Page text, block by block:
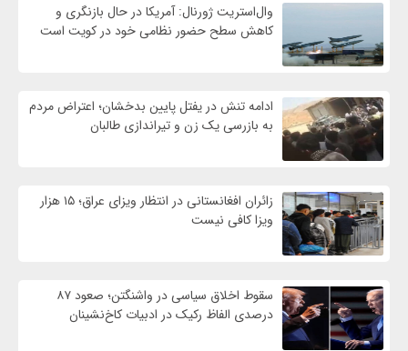
وال‌استریت ژورنال: آمریکا در حال بازنگری و
کاهش سطح حضور نظامی خود در کویت است
ادامه تنش در یفتل پایین بدخشان؛ اعتراض مردم
به بازرسی یک زن و تیراندازی طالبان
زائران افغانستانی در انتظار ویزای عراق؛ ۱۵ هزار
ویزا کافی نیست
سقوط اخلاق سیاسی در واشنگتن؛ صعود ۸۷
درصدی الفاظ رکیک در ادبیات کاخ‌نشینان